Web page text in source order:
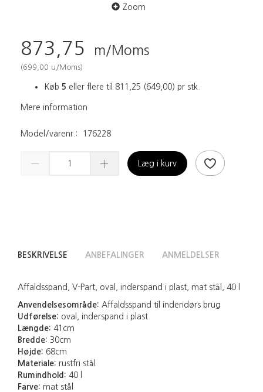
Zoom
873,75 m/Moms
(699,00 u/Moms)
Køb 5 eller flere til 811,25 (649,00) pr stk.
Mere information
Model/varenr.: 176228
Læg i kurv
BESKRIVELSE ANBEFALINGER ANMELDELSER
Affaldsspand, V-Part, oval, inderspand i plast, mat stål, 40 l
Anvendelsesområde: Affaldsspand til indendørs brug
Udførelse: oval, inderspand i plast
Længde: 41cm
Bredde: 30cm
Højde: 68cm
Materiale: rustfri stål
Rumindhold: 40 l
Farve: mat stål